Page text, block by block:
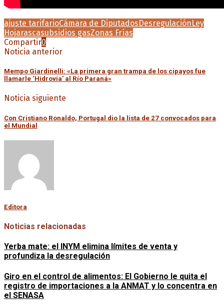
ajuste tarifarioCámara de DiputadosDesregulaciónLey
Hojarascasubsidios gasZonas Frías
Compartir0
Noticia anterior
Mempo Giardinelli: «La primera gran trampa de los cipayos fue
llamarle ‘Hidrovía’ al Río Paraná»
Noticia siguiente
Con Cristiano Ronaldo, Portugal dio la lista de 27 convocados para
el Mundial
Editora
Noticias relacionadas
Yerba mate: el INYM elimina límites de venta y
profundiza la desregulación
Giro en el control de alimentos: El Gobierno le quita el
registro de importaciones a la ANMAT y lo concentra en
el SENASA